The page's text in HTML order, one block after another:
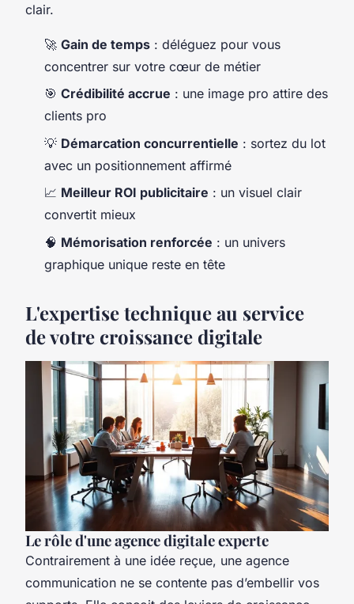
clair.
🚀 Gain de temps : déléguez pour vous
concentrer sur votre cœur de métier
🎯 Crédibilité accrue : une image pro attire des
clients pro
💡 Démarcation concurrentielle : sortez du lot
avec un positionnement affirmé
📈 Meilleur ROI publicitaire : un visuel clair
convertit mieux
🧠 Mémorisation renforcée : un univers
graphique unique reste en tête
L'expertise technique au service
de votre croissance digitale
Le rôle d'une agence digitale experte
Contrairement à une idée reçue, une agence
communication ne se contente pas d’embellir vos